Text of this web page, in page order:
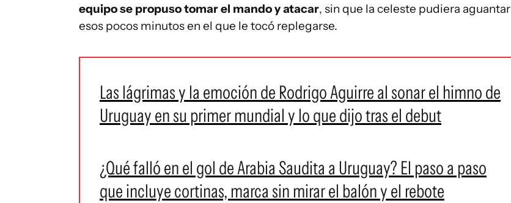
equipo se propuso tomar el mando y atacar, sin que la celeste pudiera aguantar
esos pocos minutos en el que le tocó replegarse.
Las lágrimas y la emoción de Rodrigo Aguirre al sonar el himno de
Uruguay en su primer mundial y lo que dijo tras el debut
¿Qué falló en el gol de Arabia Saudita a Uruguay? El paso a paso
que incluye cortinas, marca sin mirar el balón y el rebote